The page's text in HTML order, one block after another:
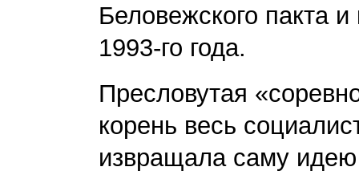
Беловежского пакта
1993-го года.
Пресловутая
корень весь
извращала саму